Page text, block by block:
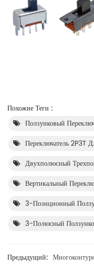
Похожие Теги :
Ползунковый
Переключатель 2P3T
Двухполюсный
Вертикальный
3-Позиционный
3-Полюсный
Предыдущий: